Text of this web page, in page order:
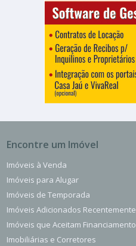
Encontre um Imóvel
Imóveis à Venda
Imóveis para Alugar
Imóveis de Temporada
Imóveis Adicionados Recentemente
Imóveis que Aceitam Financiamento
Imobiliárias e Corretores